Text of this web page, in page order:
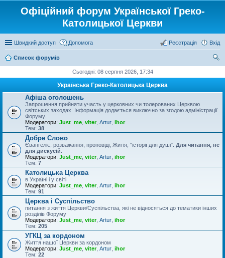
Офіційний форум Української Греко-
Католицької Церкви
Швидкий доступ Допомога Вхід
Реєстрація
Список форумів
Сьогодні: 08 серпня 2026, 17:34
Українська Греко-Католицька Церква
Афіша оголошень
Запрошення прийняти участь у церковних чи толерованих Церквою
світських заходах. Інформація додається виключно за згодою адміністрації
Форуму.
Модератори: Just_me viter, Artur ihor
Тем: 38
Добре Слово
Євангеліє, розважання, проповіді, Житія, "історії для душі". Для читання, не
для дискусій
Модератори: Just_me viter, Artur ihor
Тем: 7
Католицька Церква
в Україні і у світі
Модератори: Just_me viter, Artur ihor
Тем: 91
Церква і Суспільство
питання з життя Церкви/Суспільства, які не відносяться до тематики інших
розділів Форуму
Модератори: Just_me viter, Artur ihor
Тем: 205
УГКЦ за кордоном
Життя нашої Церкви за кордоном
Модератори: Just_me viter, Artur ihor
Тем: 22